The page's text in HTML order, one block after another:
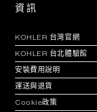
資訊
KOHLER 台灣官網
KOHLER 台北體驗館
安裝費用說明
運送與退貨
Cookie政策